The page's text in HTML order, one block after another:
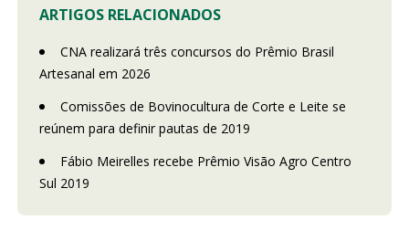
ARTIGOS RELACIONADOS
CNA realizará três concursos do Prêmio Brasil
Artesanal em 2026
Comissões de Bovinocultura de Corte e Leite se
reúnem para definir pautas de 2019
Fábio Meirelles recebe Prêmio Visão Agro Centro
Sul 2019